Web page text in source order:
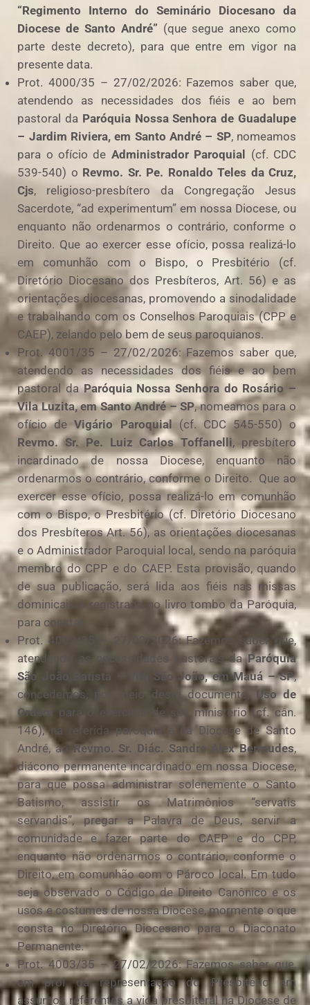
“Regimento Interno do Seminário Diocesano da
Diocese de Santo André” (que segue anexo como
parte deste decreto), para que entre em vigor na
presente data.
Prot. 4000/35 – 27/02/2026: Fazemos saber que,
atendendo as necessidades dos fiéis e ao bem
pastoral da Paróquia Nossa Senhora de Guadalupe
– Jardim Riviera, em Santo André – SP, nomeamos
para o ofício de Administrador Paroquial
(cf. CDC
539-540) o Revmo. Sr. Pe. Ronaldo Teles da Cruz,
Cjs, religioso-presbítero da Congregação Jesus
Sacerdote, “ad experimentum” em nossa Diocese, ou
enquanto não ordenarmos o contrário, conforme o
Direito. Que ao exercer esse ofício, possa realizá-lo
em comunhão com o Bispo, o Presbitério (cf.
Diretório Diocesano dos Presbíteros, Art. 56) e as
orientações diocesanas, promovendo a sinodalidade
e trabalhando com os Conselhos Paroquiais (CPP e
CAEP), zelando pelo bem de seus paroquianos.
Prot. 4001/35 – 27/02/2026: Fazemos saber que,
atendendo as necessidades dos fiéis e ao bem
pastoral daParóquia Nossa Senhora do Rosário –
Vila Luzita, em Santo André – SP, nomeamos para o
ofício deVigário Paroquial(cf. CDC 545-550) o
Revmo. Sr. Pe. Luiz Carlos Toffanelli, presbítero
incardinado de nossa Diocese, enquanto não
ordenarmos o contrário, conforme o Direito. Que ao
exercer esse ofício, possa realizá-lo em comunhão
com o Bispo, o Presbitério (cf. Diretório Diocesano
dos Presbíteros Art. 56), as orientações diocesanas
e o Administrador Paroquial local, sendo na paróquia
membro do CPP e do CAEP. Esta provisão, quando
de sua publicação, será lida aos fiéis nas missas
dominicais e registrada no livro tombo da Paróquia,
para constar.
Prot. 4002/35 – 27/02/2026: Fazemos saber que,
atendendo as necessidades pastorais daParóquia
São João Batista – Vila São João, em Mauá – SP,
concedemos, por meio deste documento,
Uso de
Ordem
para o exercício de seu ministério (cf. cân.
146), na referida paróquia e na Diocese de Santo
André, ao Revmo. Sr. Diác. Sandro Alex Bermudes,
diácono permanente incardinado em nossa Diocese,
para que possa administrar solenemente o Santo
Batismo, assistir os Matrimônios “servatis
servandis”, pregar a Palavra de Deus, servir a
comunidade e fazer parte do CAEP e do CPP,
enquanto não ordenarmos o contrário, conforme o
Direito, em comunhão com o Pároco local. Em tudo
seja observado o Código de Direito Canônico e os
usos e costumes de nossa Diocese, mormente o que
consta no Diretório Diocesano para o Diaconato
Permanente.
Prot. 4003/35 – 27/02/2026: Fazemos saber que,
em prol da representação do Presbitério em
assuntos referentes a vida presbiteral na Diocese de